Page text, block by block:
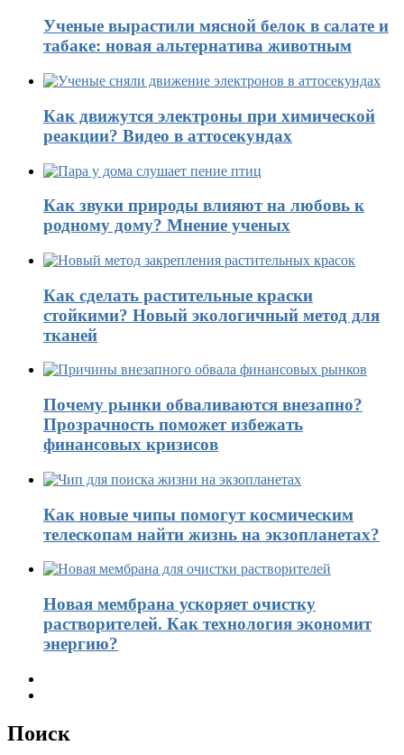
Ученые вырастили мясной белок в салате и
табаке: новая альтернатива животным
Как движутся электроны при химической
реакции? Видео в аттосекундах
Как звуки природы влияют на любовь к
родному дому? Мнение ученых
Как сделать растительные краски
стойкими? Новый экологичный метод для
тканей
Почему рынки обваливаются внезапно?
Прозрачность поможет избежать
финансовых кризисов
Как новые чипы помогут космическим
телескопам найти жизнь на экзопланетах?
Новая мембрана ускоряет очистку
растворителей. Как технология экономит
энергию?
Поиск